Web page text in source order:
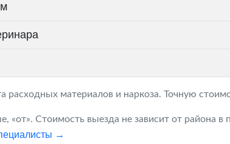
расходных материалов и наркоза. Точную
«от». Стоимость выезда не зависит от района
→